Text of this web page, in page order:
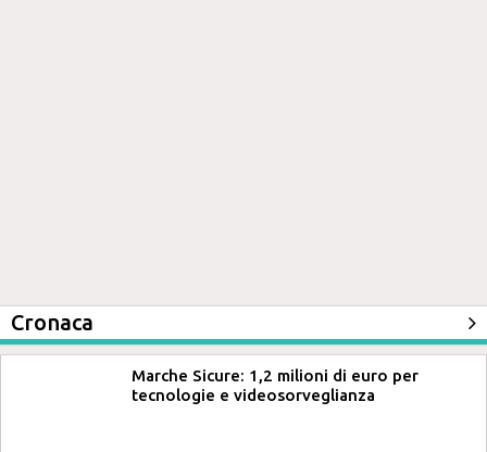
Cronaca
Marche Sicure: 1,2 milioni di euro per
tecnologie e videosorveglianza